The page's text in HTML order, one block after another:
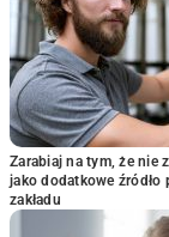
Zarabiaj na tym, że nie
jako dodatkowe
zakładu